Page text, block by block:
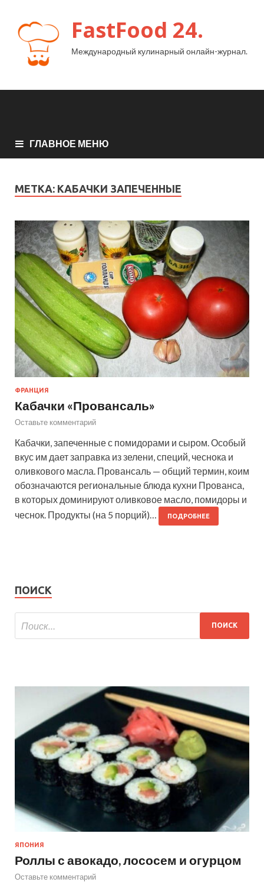
FastFood 24.
Международный кулинарный онлайн-журнал.
ГЛАВНОЕ МЕНЮ
МЕТКА: КАБАЧКИ ЗАПЕЧЕННЫЕ
ФРАНЦИЯ
Кабачки «Провансаль»
Оставьте комментарий
Кабачки, запеченные с помидорами и сыром. Особый
вкус им дает заправка из зелени, специй, чеснока и
оливкового масла. Провансаль — общий термин, коим
обозначаются региональные блюда кухни Прованса,
в которых доминируют оливковое масло, помидоры и
чеснок. Продукты (на 5 порций)…
ПОДРОБНЕЕ
ПОИСК
ЯПОНИЯ
Роллы с авокадо, лососем и огурцом
Оставьте комментарий